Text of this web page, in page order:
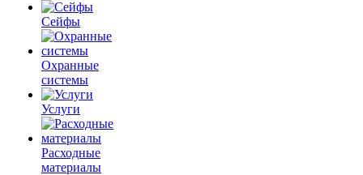
Сейфы
Охранные
системы
Услуги
Расходные
материалы